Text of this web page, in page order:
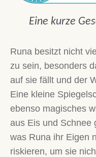
Eine kurze
Runa besitzt nicht
zu sein, besonders
auf sie fällt und der
Eine kleine
ebenso magisches
aus Eis und Schnee
was Runa ihr Eigen
riskieren, um sie